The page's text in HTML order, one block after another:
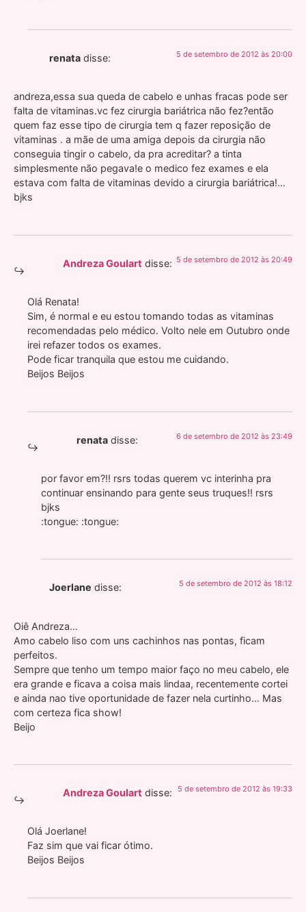
renata disse: 5 de setembro de 2012 às 20:00
andreza,essa sua queda de cabelo e unhas fracas pode ser
falta de vitaminas.vc fez cirurgia bariátrica não fez?então
quem faz esse tipo de cirurgia tem q fazer reposição de
vitaminas . a mãe de uma amiga depois da cirurgia não
conseguia tingir o cabelo, da pra acreditar? a tinta
simplesmente não pegava!e o medico fez exames e ela
estava com falta de vitaminas devido a cirurgia bariátrica!…
bjks
Andreza Goulart disse: 5 de setembro de 2012 às 20:49
Olá Renata!
Sim, é normal e eu estou tomando todas as vitaminas
recomendadas pelo médico. Volto nele em Outubro onde
irei refazer todos os exames.
Pode ficar tranquila que estou me cuidando.
Beijos Beijos
renata disse: 6 de setembro de 2012 às 23:49
por favor em?!! rsrs todas querem vc interinha pra
continuar ensinando para gente seus truques!! rsrs
bjks
:tongue: :tongue:
Joerlane disse: 5 de setembro de 2012 às 18:12
Oiê Andreza…
Amo cabelo liso com uns cachinhos nas pontas, ficam
perfeitos.
Sempre que tenho um tempo maior faço no meu cabelo, ele
era grande e ficava a coisa mais lindaa, recentemente cortei
e ainda nao tive oportunidade de fazer nela curtinho… Mas
com certeza fica show!
Beijo
Andreza Goulart disse: 5 de setembro de 2012 às 19:33
Olá Joerlane!
Faz sim que vai ficar ótimo.
Beijos Beijos